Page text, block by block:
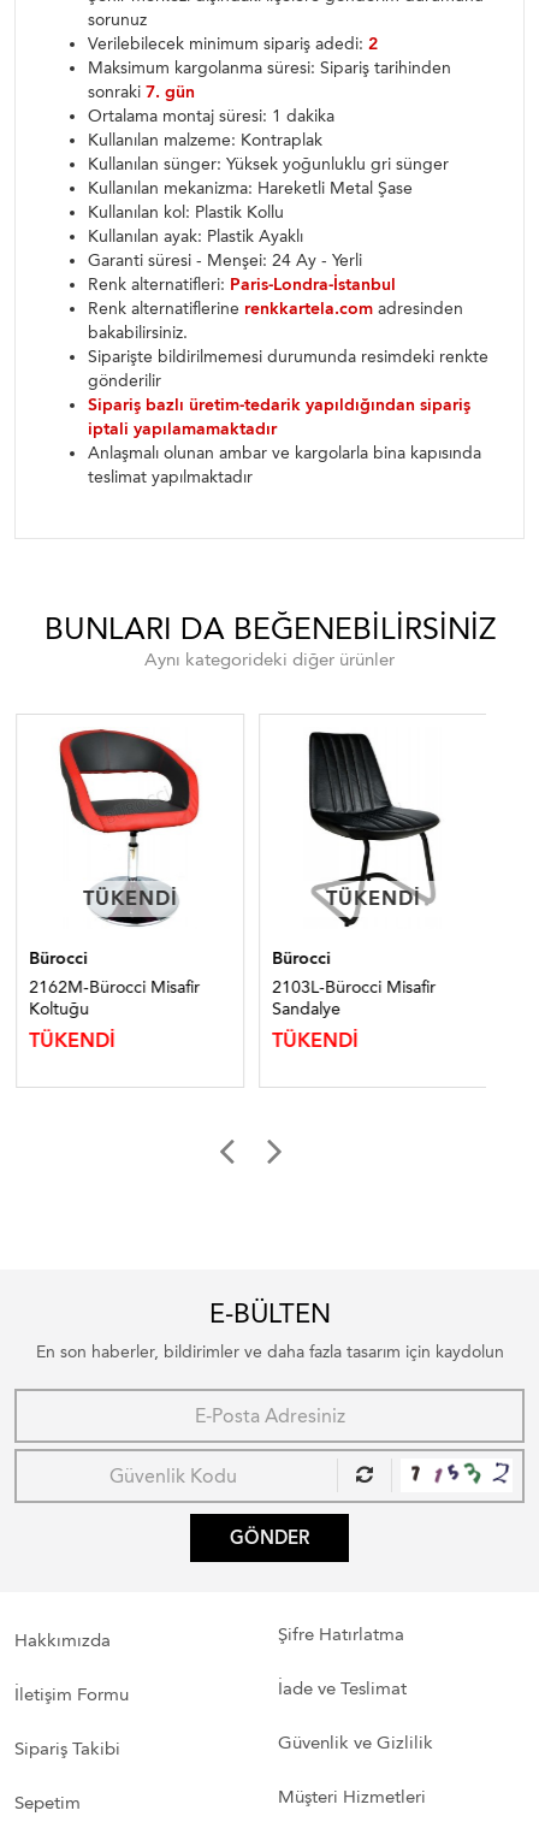
sorunuz
Verilebilecek minimum sipariş adedi: 2
Maksimum kargolanma süresi: Sipariş tarihinden
sonraki 7. gün
Ortalama montaj süresi: 1 dakika
Kullanılan malzeme: Kontraplak
Kullanılan sünger: Yüksek yoğunluklu gri sünger
Kullanılan mekanizma: Hareketli Metal Şase
Kullanılan kol: Plastik Kollu
Kullanılan ayak: Plastik Ayaklı
Garanti süresi - Menşei: 24 Ay - Yerli
Renk alternatifleri: Paris-Londra-İstanbul
Renk alternatiflerine renkkartela.com adresinden
bakabilirsiniz.
Siparişte bildirilmemesi durumunda resimdeki renkte
gönderilir
Sipariş bazlı üretim-tedarik yapıldığından sipariş
iptali yapılamamaktadır
Anlaşmalı olunan ambar ve kargolarla bina kapısında
teslimat yapılmaktadır
BUNLARI DA BEĞENEBILIRSINIZ
Aynı kategorideki diğer ürünler
TÜKENDI
TÜKENDI
Bürocci
2162M-Bürocci Misafir
Koltuğu
TÜKENDİ
TÜKENDI
TÜKENDI
Bürocci
2103L-Bürocci Misafir
Sandalye
TÜKENDİ
E-BÜLTEN
En son haberler, bildirimler ve daha fazla tasarım için kaydolun
GÖNDER
Hakkımızda
İletişim Formu
Sipariş Takibi
Sepetim
Şifre Hatırlatma
İade ve Teslimat
Güvenlik ve Gizlilik
Müşteri Hizmetleri